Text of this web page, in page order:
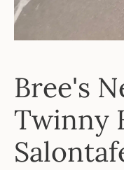
Bree's
Twinny